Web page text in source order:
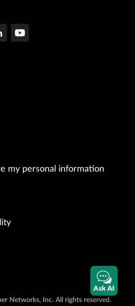
my personal information
Networks, Inc. All rights reserved.
Ask AI